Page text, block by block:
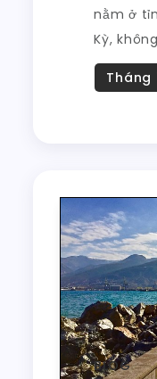
nằm ở
Kỳ,
BLOG